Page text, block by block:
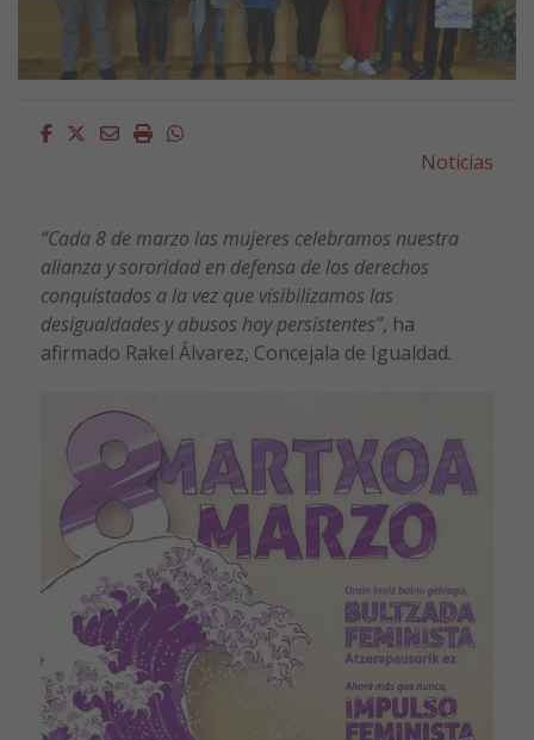
Facebook
Twitter
EmailImprimirWhatsapp
Noticias
“Cada 8 de marzo las mujeres celebramos nuestra
alianza y sororidad en defensa de los derechos
conquistados a la vez que visibilizamos las
desigualdades y abusos hoy persistentes”, ha
afirmado Rakel Álvarez, Concejala de Igualdad.